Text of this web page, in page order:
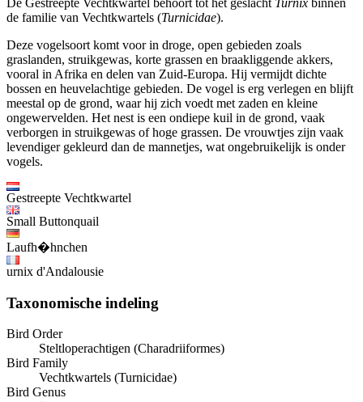
De Gestreepte Vechtkwartel behoort tot het geslacht Turnix binnen
de familie van Vechtkwartels (Turnicidae).
Deze vogelsoort komt voor in droge, open gebieden zoals
graslanden, struikgewas, korte grassen en braakliggende akkers,
vooral in Afrika en delen van Zuid-Europa. Hij vermijdt dichte
bossen en heuvelachtige gebieden. De vogel is erg verlegen en blijft
meestal op de grond, waar hij zich voedt met zaden en kleine
ongewervelden. Het nest is een ondiepe kuil in de grond, vaak
verborgen in struikgewas of hoge grassen. De vrouwtjes zijn vaak
levendiger gekleurd dan de mannetjes, wat ongebruikelijk is onder
vogels.
Gestreepte Vechtkwartel
Small Buttonquail
Laufh�hnchen
urnix d'Andalousie
Taxonomische indeling
Bird Order
Steltloperachtigen (Charadriiformes)
Bird Family
Vechtkwartels (Turnicidae)
Bird Genus